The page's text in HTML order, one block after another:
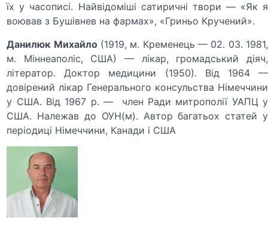
їх у часописі. Найвідоміші сатиричні твори — «Як я
воював з Бушівнев на фармах», «Гриньо Кручений».
Данилюк Михайло(1919, м. Кременець — 02. 03. 1981,
м. Міннеаполіс, США) — лікар, громадський діяч,
літератор. Доктор медицини (1950). Від 1964 —
довірений лікар Генерального консульства Німеччини
у США. Від 1967 р. — член Ради митрополії УАПЦ у
США. Належав до ОУН(м). Автор багатьох статей у
періодиці Німеччини, Канади і США